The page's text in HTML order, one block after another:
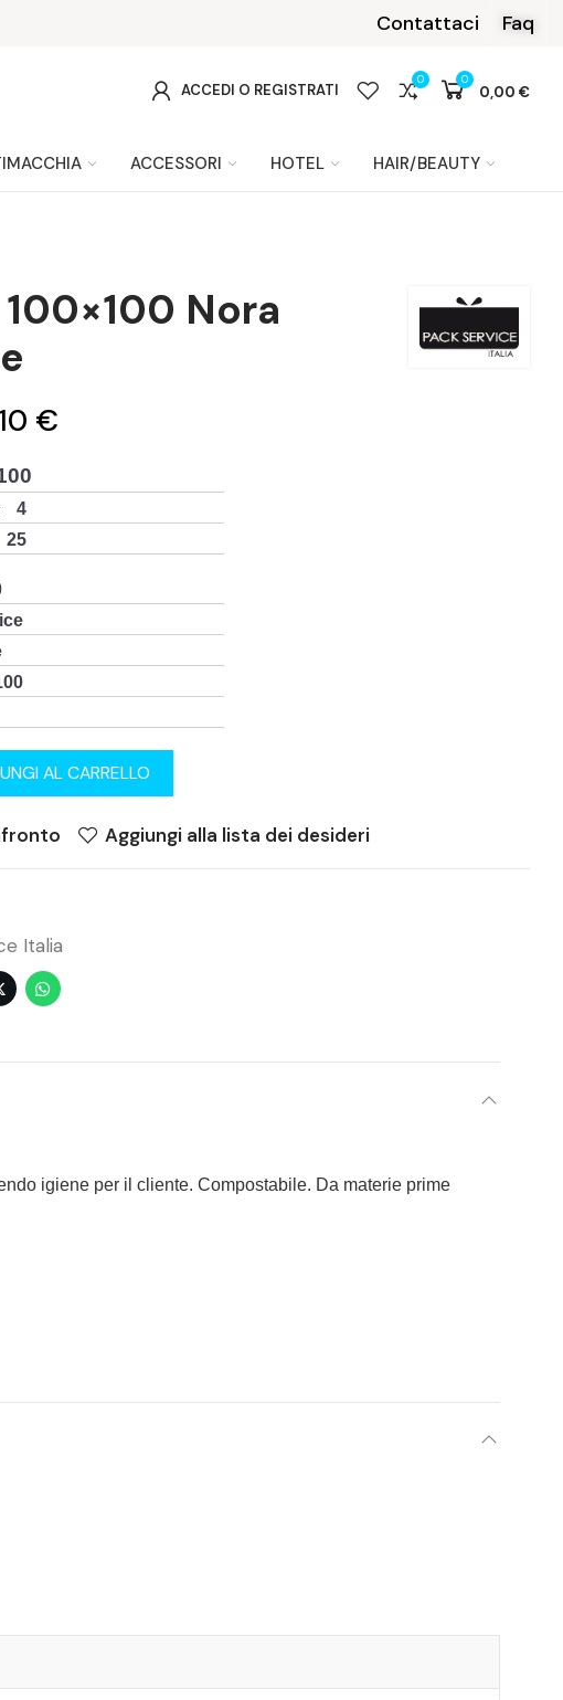
Contattaci Faq
ACCEDI O REGISTRATI
0 0
0,00 €
ACCESSORI HOTEL HAIR/BEAUTY
Nora
€
4
25
AL CARRELLO
Aggiungi alla lista dei desideri
Italia
igiene per il cliente. Compostabile. Da materie prime